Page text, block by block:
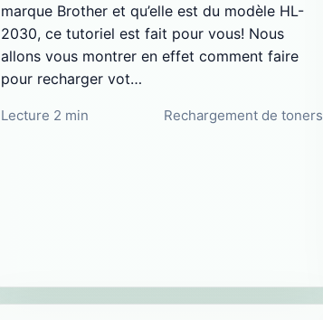
marque Brother et qu’elle est du modèle HL-
2030, ce tutoriel est fait pour vous! Nous
allons vous montrer en effet comment faire
pour recharger vot…
Lecture 2 min Rechargement de toners